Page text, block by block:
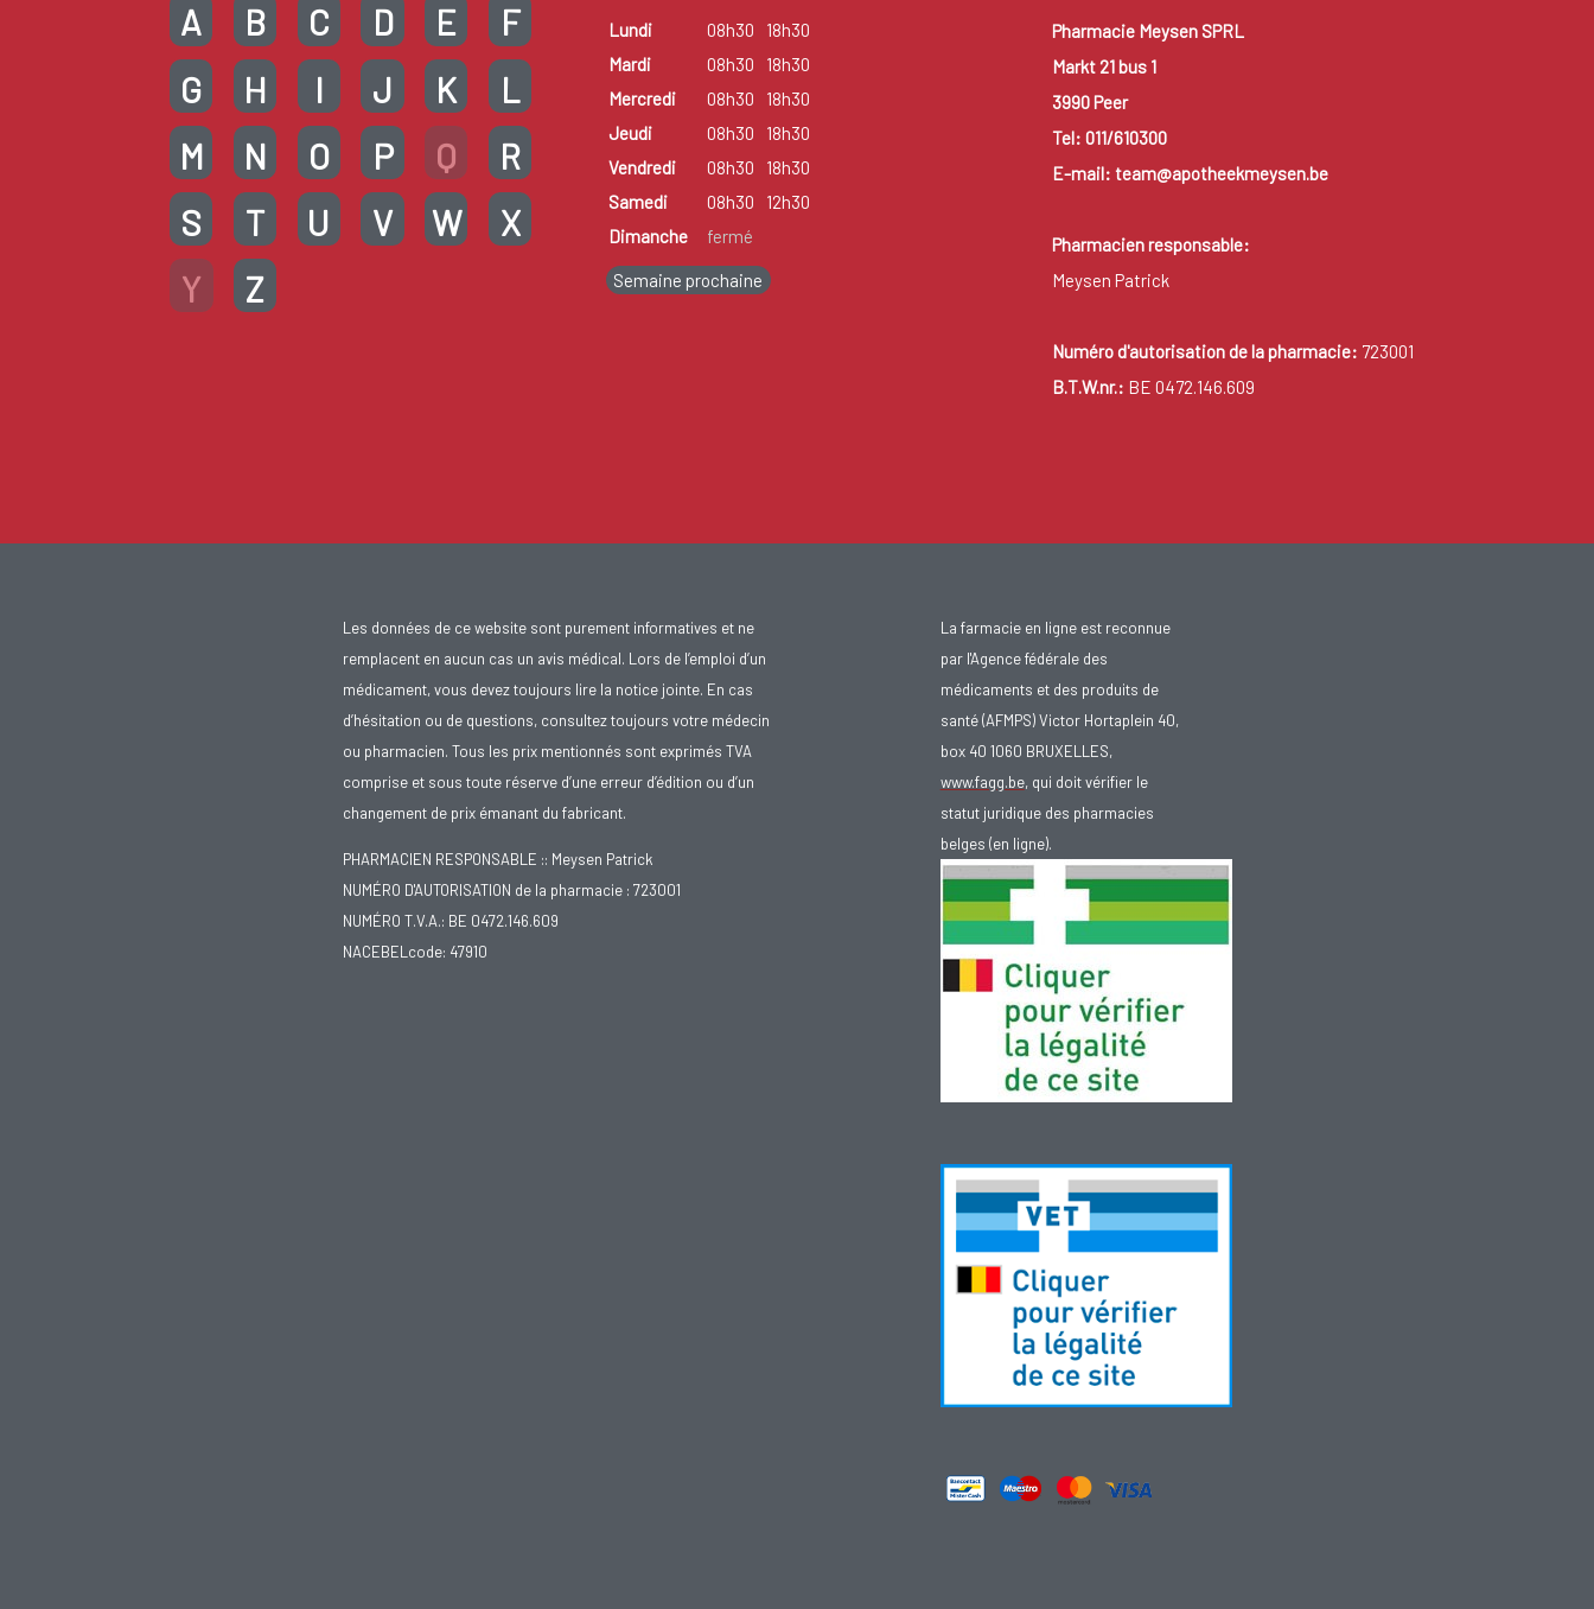
A B C D E
F
G
H I J K
L
M
N O P Q
R
S
T U V W
X
Y
Z
Lundi 08h30
18h30
Mardi
08h30
18h30
Mercredi
08h30
18h30
Jeudi
08h30
18h30
Vendredi
08h30
18h30
Samedi
08h30
12h30
Dimanche
fermé
Semaine prochaine
Pharmacie Meysen SPRL
Markt 21 bus 1
3990 Peer
Tel: 011/610300
E-mail: team@apotheekmeysen.be
Pharmacien responsable:
Meysen Patrick
Numéro d'autorisation de la pharmacie: 723001
B.T.W.nr.: BE 0472.146.609
Les données de ce website sont purement informatives et ne
remplacent en aucun cas un avis médical. Lors de l’emploi d’un
médicament, vous devez toujours lire la notice jointe. En cas
d’hésitation ou de questions, consultez toujours votre médecin
ou pharmacien. Tous les prix mentionnés sont exprimés TVA
comprise et sous toute réserve d’une erreur d’édition ou d’un
changement de prix émanant du fabricant.
PHARMACIEN RESPONSABLE :: Meysen Patrick
NUMÉRO D'AUTORISATION de la pharmacie : 723001
NUMÉRO T.V.A.: BE 0472.146.609
NACEBELcode: 47910
La farmacie en ligne est reconnue
par l'Agence fédérale des
médicaments et des produits de
santé (AFMPS) Victor Hortaplein 40,
box 40 1060 BRUXELLES,
www.fagg.be, qui doit vérifier le
statut juridique des pharmacies
belges (en ligne).